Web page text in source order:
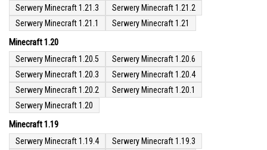
Serwery Minecraft 1.21.3
Serwery Minecraft 1.21.2
Serwery Minecraft 1.21.1
Serwery Minecraft 1.21
Minecraft 1.20
Serwery Minecraft 1.20.5
Serwery Minecraft 1.20.6
Serwery Minecraft 1.20.3
Serwery Minecraft 1.20.4
Serwery Minecraft 1.20.2
Serwery Minecraft 1.20.1
Serwery Minecraft 1.20
Minecraft 1.19
Serwery Minecraft 1.19.4
Serwery Minecraft 1.19.3